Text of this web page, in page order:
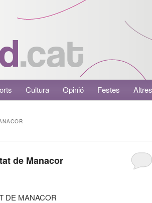
Cultura Opinió Festes Altres
de Manacor
DE MANACOR